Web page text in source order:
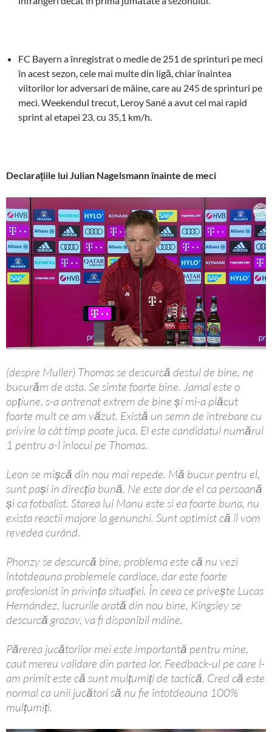
FC Bayern a înregistrat o medie de 251 de sprinturi pe meci
în acest sezon, cele mai multe din ligă, chiar înaintea
viitorilor lor adversari de mâine, care au 245 de sprinturi pe
meci. Weekendul trecut, Leroy Sané a avut cel mai rapid
sprint al etapei 23, cu 35,1 km/h.
Declarațiile lui Julian Nagelsmann înainte de meci
(despre Muller) Thomas se descurcă destul de bine, ne
bucurăm de asta. Se simte foarte bine. Jamal este o
opțiune, s-a antrenat extrem de bine și mi-a plăcut
foarte mult ce am văzut. Există un semn de întrebare cu
privire la cât timp poate juca. El este candidatul numărul
1 pentru a-l înlocui pe Thomas.
Leon se mișcă din nou mai repede. Mă bucur pentru el,
sunt pași în direcția bună. Ne este dor de el ca persoană
și ca fotbalist. Starea lui Manu este si ea foarte buna, nu
exista reactii majore la genunchi. Sunt optimist că îl vom
revedea curând.
Phonzy se descurcă bine, problema este că nu vezi
întotdeauna problemele cardiace, dar este foarte
profesionist în privința situației. În ceea ce privește Lucas
Hernández, lucrurile arată din nou bine, Kingsley se
descurcă grozav, va fi disponibil mâine.
Părerea jucătorilor mei este importantă pentru mine,
caut mereu validare din partea lor. Feedback-ul pe care l-
am primit este că sunt mulțumiți de tactică. Cred că este
normal ca unii jucători să nu fie întotdeauna 100%
mulțumiți.